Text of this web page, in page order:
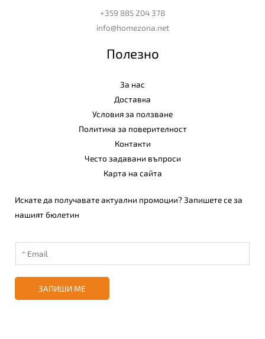
+359 885 204 378
info@homezona.net
Полезно
За нас
Доставка
Условия за ползване
Политика за поверителност
Контакти
Често задавани въпроси
Карта на сайта
Искате да получавате актуални промоции? Запишете се за
нашият бюлетин
ЗАПИШИ МЕ